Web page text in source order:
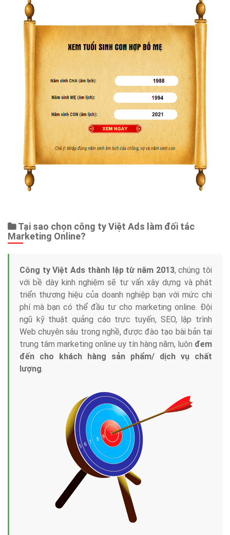
Tại sao chọn công ty Việt Ads làm đối tác
Marketing Online?
Công ty Việt Ads thành lập từ năm 2013, chúng tôi
với bề dày kinh nghiệm sẽ tư vấn xây dựng và phát
triển thương hiệu của doanh nghiệp bạn với mức chi
phí mà bạn có thể đầu tư cho marketing online. Đội
ngũ kỹ thuật quảng cáo trực tuyến, SEO, lập trình
Web chuyên sâu trong nghề, được đào tạo bài bản tại
trung tâm marketing online uy tín hàng năm, luôn đem
đến cho khách hàng sản phẩm/ dịch vụ chất
lượng.